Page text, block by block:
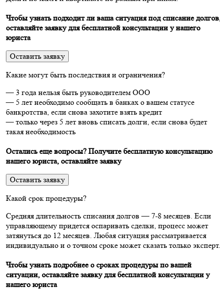
Чтобы узнать подходит ли ваша ситуация под списание
оставляйте заявку для бесплатной консультации у нашего
юриста
Оставить заявку
Какие могут быть последствия и ограничения?
— 3 года нельзя быть руководителем ООО
— 5 лет необходимо сообщать в банках о вашем статусе
банкротства, если снова захотите взять кредит
— только через 5 лет вновь списать долги, если снова будет
такая необходимость
Остались еще вопросы? Получите бесплатную консультацию
нашего юриста, оставляйте заявку
Оставить заявку
Какой срок процедуры?
Средняя длительность списания долгов — 7-8 месяцев. Если
управляющему придется оспаривать сделки, процесс может
затянуться до 12 месяцев. Любая ситуация рассматривается
индивидуально и о точном сроке может сказать только эксперт.
Чтобы узнать подробнее о сроках процедуры по вашей
ситуации, оставляйте заявку для бесплатной консультации у
нашего юриста